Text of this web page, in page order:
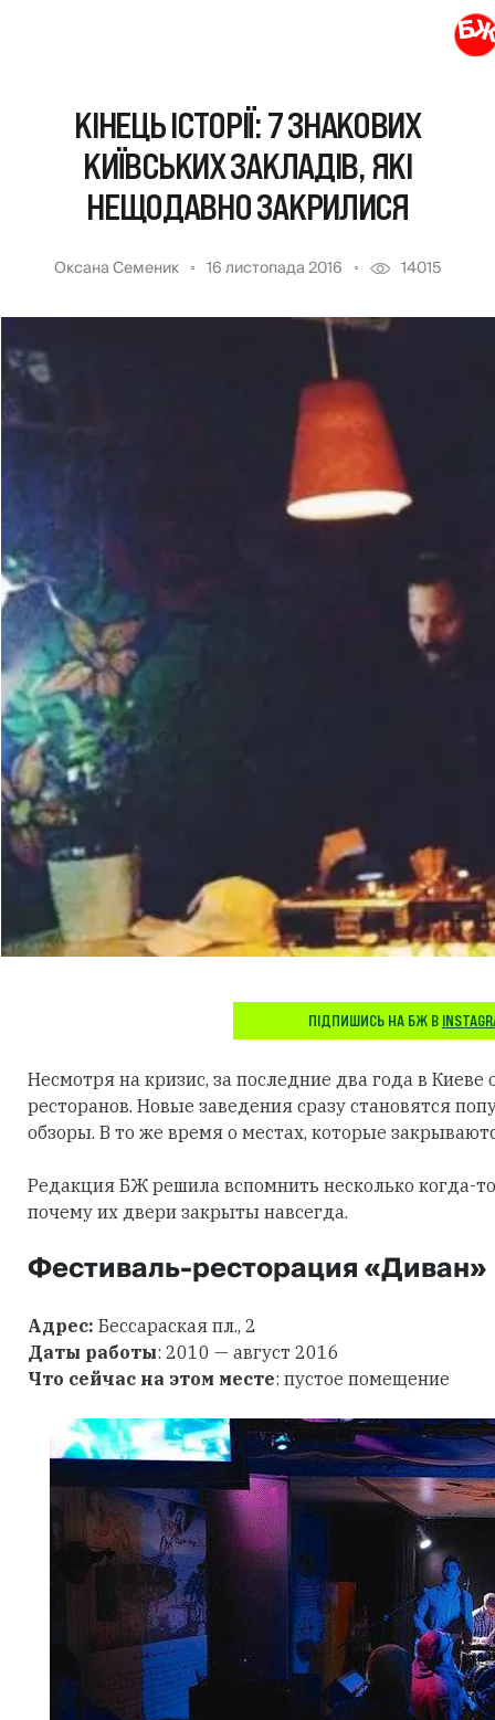
КІНЕЦЬ ІСТОРІЇ: 7 ЗНАКОВИХ
КИЇВСЬКИХ ЗАКЛАДІВ, ЯКІ
НЕЩОДАВНО ЗАКРИЛИСЯ
Оксана Семеник 16 листопада 2016 14015
ПІДПИШИСЬ НА БЖ В
Несмотря на кризис, за последние два года в
ресторанов. Новые заведения сразу становятся
обзоры. В то же время о местах, которые
Редакция БЖ решила вспомнить несколько когда-
почему их двери закрыты навсегда.
Фестиваль-ресторация «Диван»
Адрес: Бессараская пл., 2
Даты работы: 2010 — август 2016
Что сейчас на этом месте: пустое помещение